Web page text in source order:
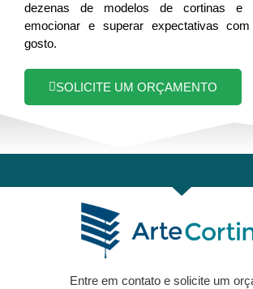
dezenas de modelos de cortinas e
emocionar e superar expectativas
gosto.
SOLICITE UM ORÇAMENTO
Entre em contato e solicite um